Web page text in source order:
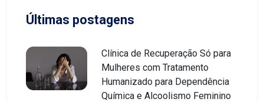
Últimas postagens
Clínica de Recuperação Só para
Mulheres com Tratamento
Humanizado para Dependência
Química e Alcoolismo Feminino